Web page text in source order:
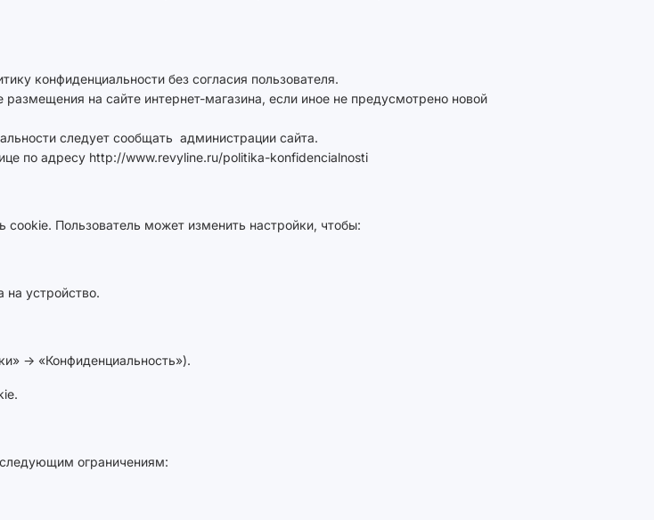
конфиденциальности без согласия пользователя.
на сайте интернет-магазина, если иное не предусмотрено новой
следует сообщать администрации сайта.
по адресу http://www.revyline.ru/politika-konfidencialnosti
Пользователь может изменить настройки, чтобы:
на устройство.
→ «Конфиденциальность»).
ограничениям: